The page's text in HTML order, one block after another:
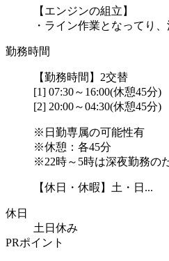
【エンジンの組立】
・ライン作業となってり
勤務時間
【勤務時間】2交替
[1] 07:30～16:00(休憩45分)
[2] 20:00～04:30(休憩45分)
※日勤専属の可能性有
※休憩：各45分
※22時～5時は深夜勤務の
【休日・休暇】土・日...
休日
土日休み
PRポイント